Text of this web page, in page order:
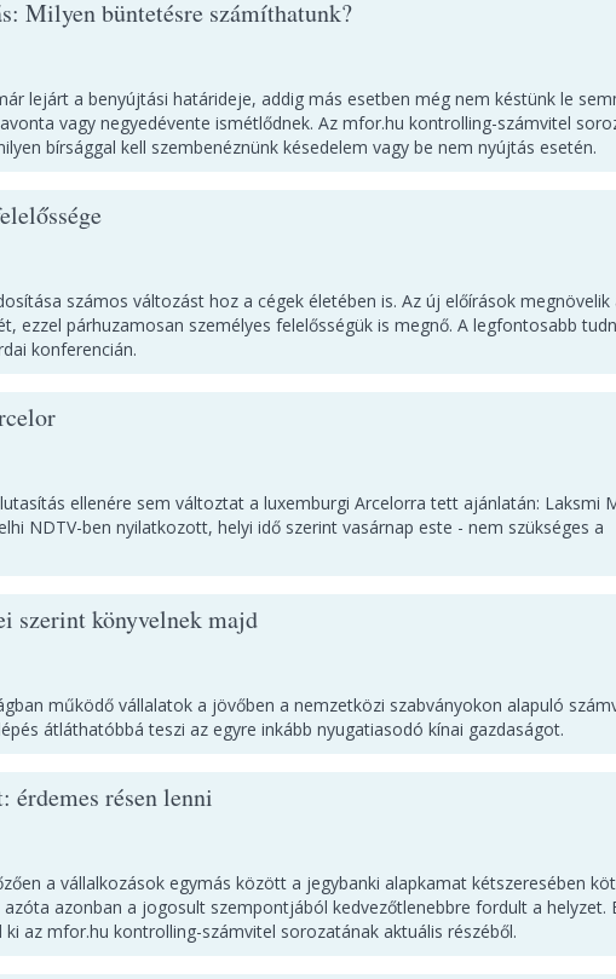
Milyen büntetésre számíthatunk?
lejárt a benyújtási határideje, addig más esetben még nem késtünk le
vagy negyedévente ismétlődnek. Az mfor.hu kontrolling-számvitel
bírsággal kell szembenéznünk késedelem vagy be nem nyújtás esetén.
számos változást hoz a cégek életében is. Az új előírások megnövelik
ezzel párhuzamosan személyes felelősségük is megnő. A legfontosabb
konferencián.
ellenére sem változtat a luxemburgi Arcelorra tett ajánlatán: Laksmi
NDTV-ben nyilatkozott, helyi idő szerint vasárnap este - nem szükséges a
szerint könyvelnek majd
működő vállalatok a jövőben a nemzetközi szabványokon alapuló
átláthatóbbá teszi az egyre inkább nyugatiasodó kínai gazdaságot.
érdemes résen lenni
a vállalkozások egymás között a jegybanki alapkamat kétszeresében
azonban a jogosult szempontjából kedvezőtlenebbre fordult a helyzet.
az mfor.hu kontrolling-számvitel sorozatának aktuális részéből.